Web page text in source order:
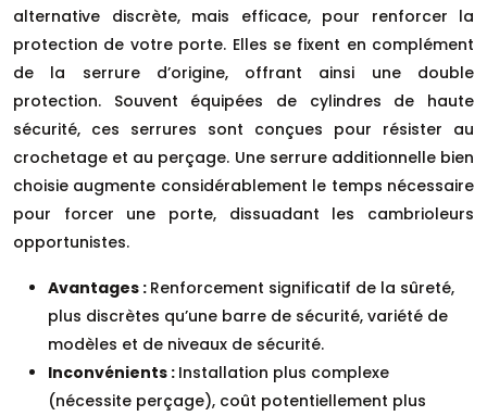
alternative discrète, mais efficace, pour renforcer la
protection de votre porte. Elles se fixent en complément
de la serrure d’origine, offrant ainsi une double
protection. Souvent équipées de cylindres de haute
sécurité, ces serrures sont conçues pour résister au
crochetage et au perçage. Une serrure additionnelle bien
choisie augmente considérablement le temps nécessaire
pour forcer une porte, dissuadant les cambrioleurs
opportunistes.
Avantages : Renforcement significatif de la sûreté,
plus discrètes qu’une barre de sécurité, variété de
modèles et de niveaux de sécurité.
Inconvénients : Installation plus complexe
(nécessite perçage), coût potentiellement plus